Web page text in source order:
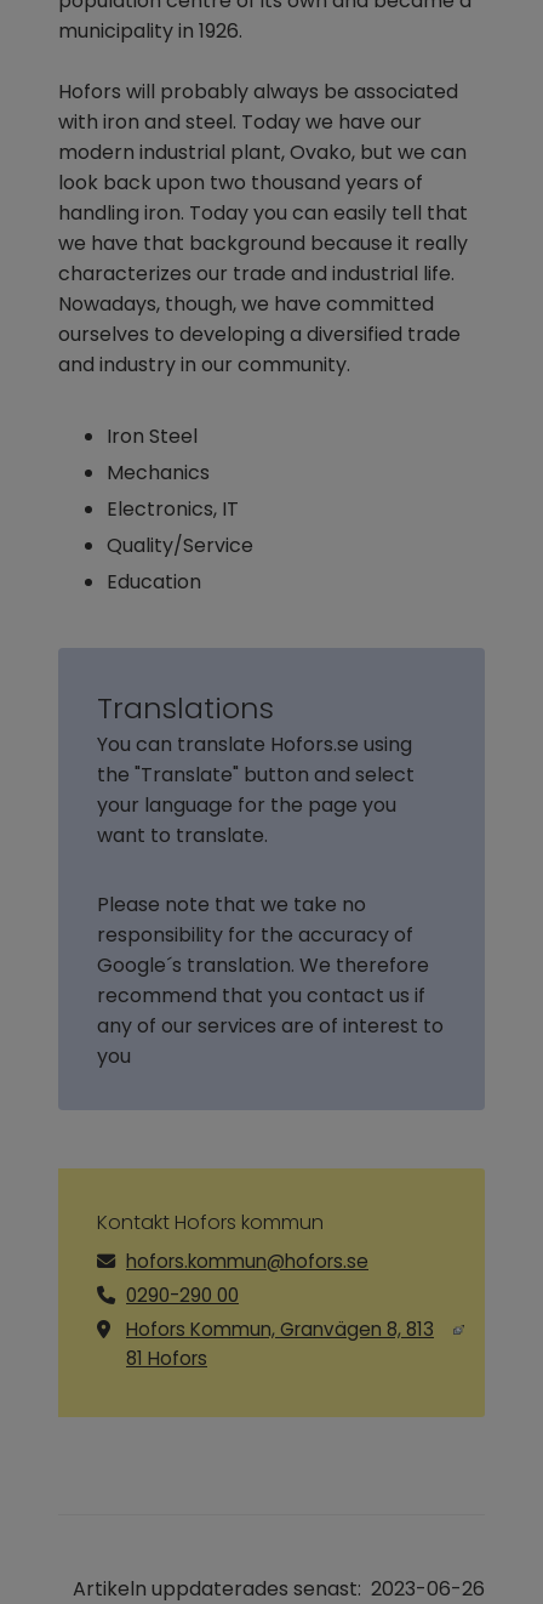
municipality in 1926.
Hofors will probably always be associated
with iron and steel. Today we have our
modern industrial plant, Ovako, but we can
look back upon two thousand years of
handling iron. Today you can easily tell that
we have that background because it really
Nowadays, though, we have committed
ourselves to developing a diversified trade
and industry in our community.
Iron Steel
Mechanics
Electronics, IT
Quality/Service
Education
Translations
You can translate Hofors.se using
the "Translate" button and select
your language for the page you
want to translate.
Please note that we take no
responsibility for the accuracy of
Google´s translation. We therefore
recommend that you contact us if
any of our services are of interest to
you
Kontakt Hofors kommun
hofors.kommun@hofors.se
0290-290 00
Hofors Kommun, Granvägen 8, 813
81 Hofors
Artikeln uppdaterades senast: 2023-06-26